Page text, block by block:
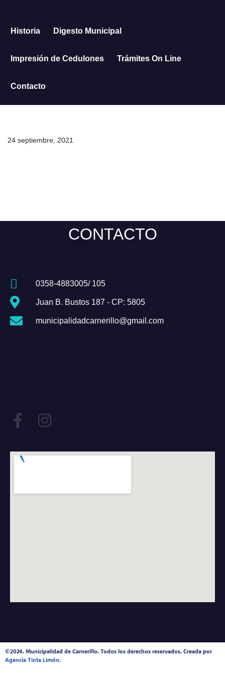
Saltar
Historia Digesto Municipal
Impresión de Cedulones Trámites On Line
Contacto
24 septiembre, 2021
CONTACTO
0358-4883005/ 105
Juan B. Bustos 187 - CP: 5805
municipalidadcarnerillo@gmail.com
©2024. Municipalidad de Carnerillo. Todos los derechos reservados. Creada por
Agencia Tinta Limón.